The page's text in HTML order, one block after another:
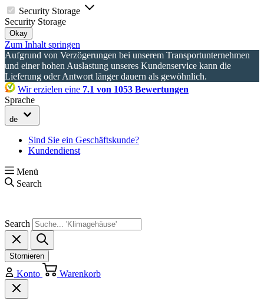
Security Storage
Security Storage
Okay
Zum Inhalt springen
Aufgrund von Verzögerungen bei unserem Transportunternehmen
und einer hohen Auslastung unseres Kundenservice kann die
Lieferung oder Antwort länger dauern als gewöhnlich.
Wir erzielen eine 7.1 von 1053 Bewertungen
Sprache
de
Sind Sie ein Geschäftskunde?
Kundendienst
Menü
Search
Search
Stornieren
Konto Warenkorb